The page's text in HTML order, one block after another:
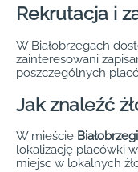
Rekrutacja i
W Białobrzegach
zainteresowani
poszczególnych
Jak znaleźć
W mieście Białobrzegi
lokalizację placówki
miejsc w lokalnych